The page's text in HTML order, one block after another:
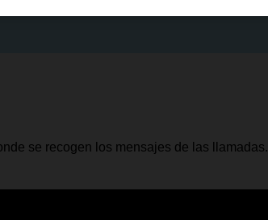
se recogen los mensajes de las llamadas.